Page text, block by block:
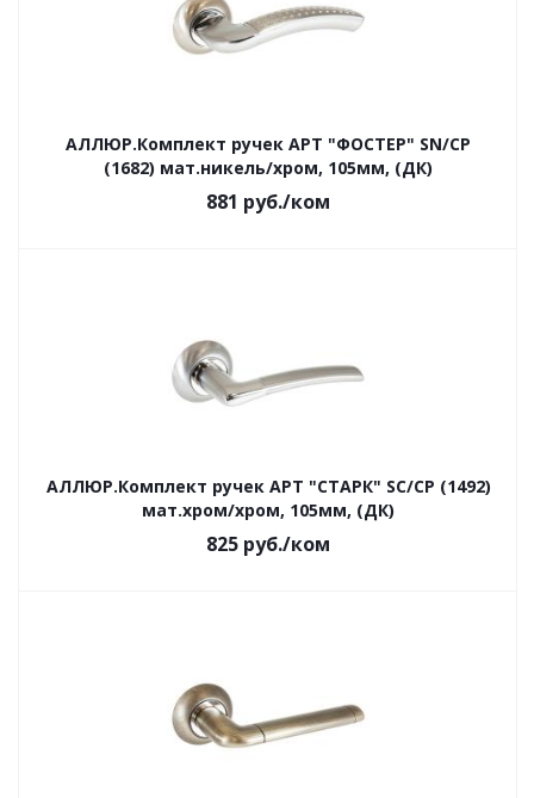
АЛЛЮР.Комплект ручек АРТ "ФОСТЕР" SN/CP
(1682) мат.никель/хром, 105мм, (ДК)
881 руб./ком
АЛЛЮР.Комплект ручек АРТ "СТАРК" SC/CP (1492)
мат.хром/хром, 105мм, (ДК)
825 руб./ком